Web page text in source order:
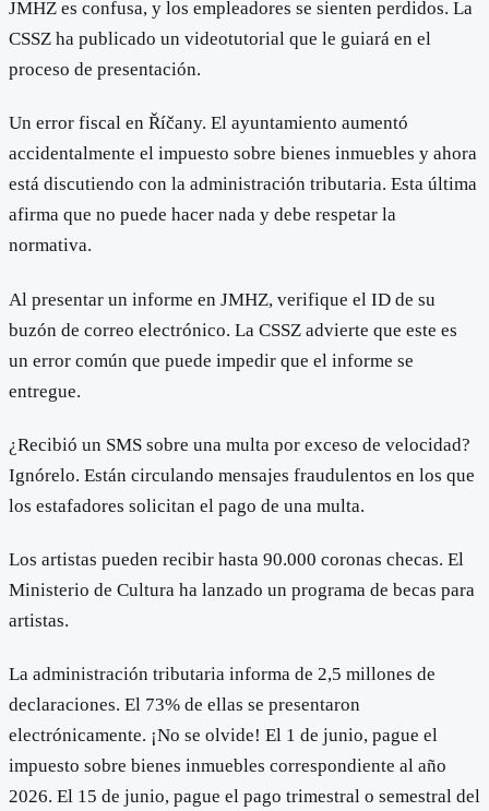
JMHZ es confusa, y los empleadores se sienten perdidos. La
CSSZ ha publicado un videotutorial que le guiará en el
proceso de presentación.
Un error fiscal en Říčany. El ayuntamiento aumentó
accidentalmente el impuesto sobre bienes inmuebles y ahora
está discutiendo con la administración tributaria. Esta última
afirma que no puede hacer nada y debe respetar la
normativa.
Al presentar un informe en JMHZ, verifique el ID de su
buzón de correo electrónico. La CSSZ advierte que este es
un error común que puede impedir que el informe se
entregue.
¿Recibió un SMS sobre una multa por exceso de velocidad?
Ignórelo. Están circulando mensajes fraudulentos en los que
los estafadores solicitan el pago de una multa.
Los artistas pueden recibir hasta 90.000 coronas checas. El
Ministerio de Cultura ha lanzado un programa de becas para
artistas.
La administración tributaria informa de 2,5 millones de
declaraciones. El 73% de ellas se presentaron
electrónicamente. ¡No se olvide! El 1 de junio, pague el
impuesto sobre bienes inmuebles correspondiente al año
2026. El 15 de junio, pague el pago trimestral o semestral del